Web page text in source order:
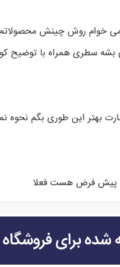
خوام روش چینش محصولاتم
بشه سطری همراه با توضیح
بهتر این طوری بگم
پیش فرض هست فعلا